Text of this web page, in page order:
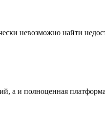
невозможно найти
а и полноценная